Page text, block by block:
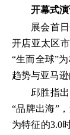
开幕式
展会首
开店亚太区
“生而全球”
趋势与亚马逊
邱胜指
“品牌出海”
为特征的3.0